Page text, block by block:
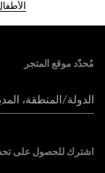
مُحدّد موقع المتجر
الدولة/المنطقة،
اشترك للحصول على